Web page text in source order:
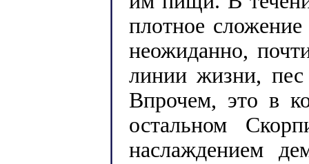
плотное
неожиданно,
линии жизни, пес
Впрочем, это в
остальном
наслаждением